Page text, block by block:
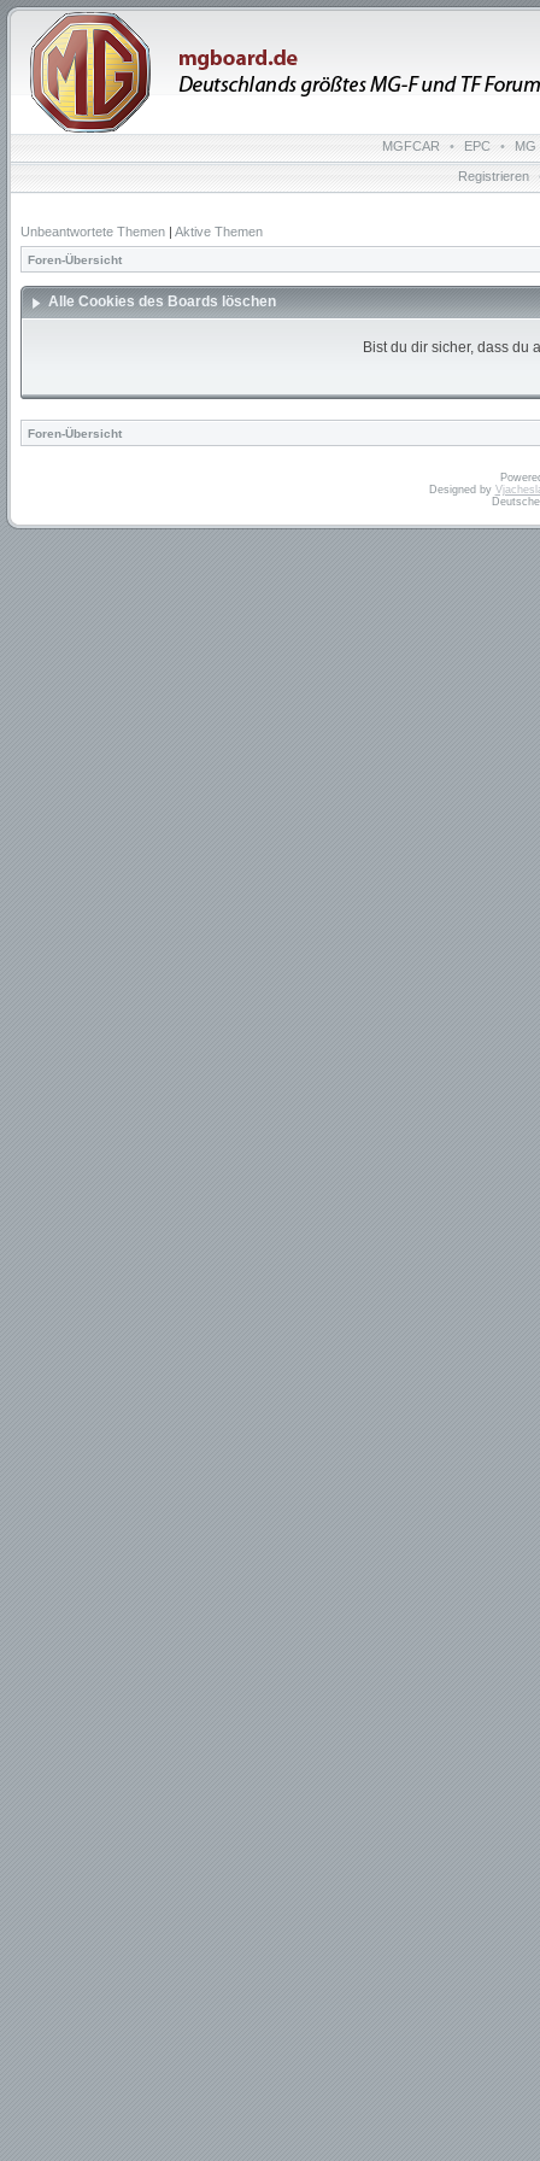
MGFCAR • EPC • MG
Registrieren
Unbeantwortete Themen | Aktive Themen
Foren-Übersicht
Alle Cookies des Boards löschen
Bist du dir sicher, dass du
Foren-Übersicht
Designed by